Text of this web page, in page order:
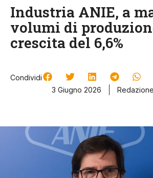
Industria ANIE, a
volumi di
crescita del 6,6%
Condividi
3 Giugno 2026